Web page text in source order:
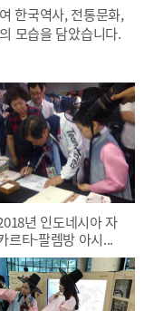
한국역사, 전통문화,
모습을 담았습니다.
년 인도네시아 자
르타-팔렘방 아시...